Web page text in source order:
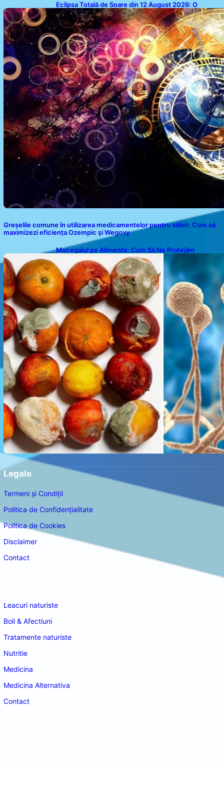
Eclipsa Totală de Soare din 12 August 2026: O
Analiză a Impactului asupra Trei Zodii și a Ciclului de
18 Ani
Greșelile comune în utilizarea medicamentelor pentru slăbit: Cum să
maximizezi eficiența Ozempic și Wegovy
Mucegaiul pe Alimente: Cum Să Ne Protejăm
Sănătatea?
Legale
Termeni și Condiții
Politica de Confidențialitate
Politica de Cookies
Disclaimer
Contact
Leacuri naturiste
Boli & Afectiuni
Tratamente naturiste
Nutritie
Medicina
Medicina Alternativa
Contact